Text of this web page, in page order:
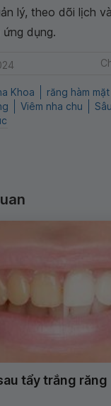
lý, theo dõi lịch
dụng.
Khoa răng hàm mặt
Viêm nha chu
tẩy trắng răng